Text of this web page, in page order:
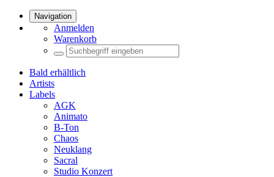
Navigation
Anmelden
Warenkorb
Bald erhältlich
Artists
Labels
AGK
Animato
B-Ton
Chaos
Neuklang
Sacral
Studio Konzert